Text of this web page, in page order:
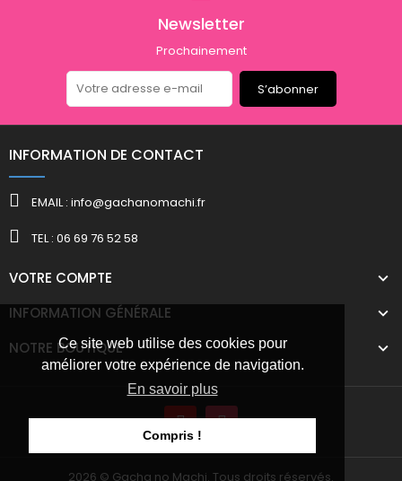
Ce site web utilise des cookies pour
améliorer votre expérience de navigation.
En savoir plus
Compris !
Newsletter
Prochainement
S’abonner
INFORMATION DE CONTACT
EMAIL : info@gachanomachi.fr
TEL : 06 69 76 52 58
VOTRE COMPTE
INFORMATION GÉNÉRALE
NOTRE BOUTIQUE
2026 © Gacha no Machi. Tous droits réservés.